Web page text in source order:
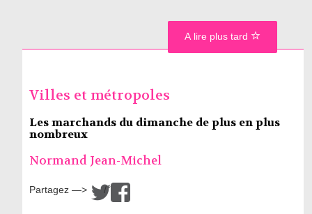
Villes et métropoles
Les marchands du dimanche de plus en plus
nombreux
Normand Jean-Michel
Partagez —> /
A lire plus tard